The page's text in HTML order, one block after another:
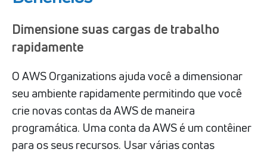
Dimensione suas cargas de trabalho
rapidamente
O AWS Organizations ajuda você a dimensionar
seu ambiente rapidamente permitindo que você
crie novas contas da AWS de maneira
programática. Uma conta da AWS é um contêiner
para os seus recursos. Usar várias contas